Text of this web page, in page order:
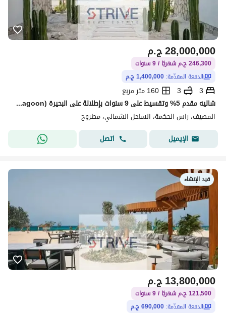
ج.م28,000,000
246,300 ج.م شهريًا / 9 سنوات
الدفعة المقدّمة: 1,400,000 ج.م
3
3
160 متر مربع
شاليه مقدم 5% وتقسيط على 9 سنوات بإطلالة على البحيرة (Lagoon) في مشروع "المصيف" (El Masyaf) بمنطقة رأس الحكمة
المصيف، راس الحكمة، الساحل الشمالي، مطروح
الإيميل
اتصل
قيد الإنشاء
ج.م13,800,000
121,500 ج.م شهريًا / 9 سنوات
الدفعة المقدّمة: 690,000 ج.م